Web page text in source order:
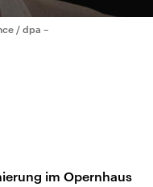
/ dpa –
im Opernhaus